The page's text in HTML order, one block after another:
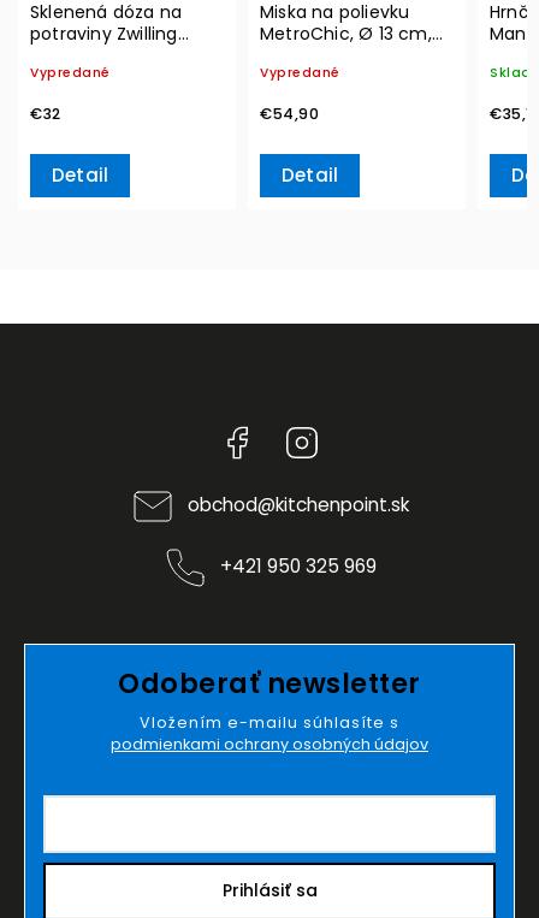
Sklenená dóza na
potraviny Zwilling
Vypredané
€32
Detail
Miska na polievku
MetroChic, Ø 13 cm,
Boch
Vypredané
€54,90
Detail
Boch
Facebook
obchod@kitchenpoint.sk
+421 950 325 969
Odoberať newsletter
Vložením e-mailu súhlasíte s
podmienkami ochrany osobných údajov
Prihlásiť sa